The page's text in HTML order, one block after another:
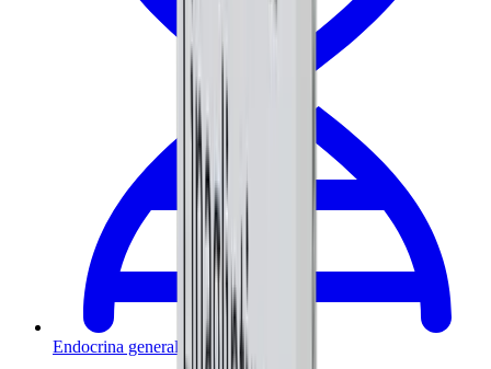
Endocrina general